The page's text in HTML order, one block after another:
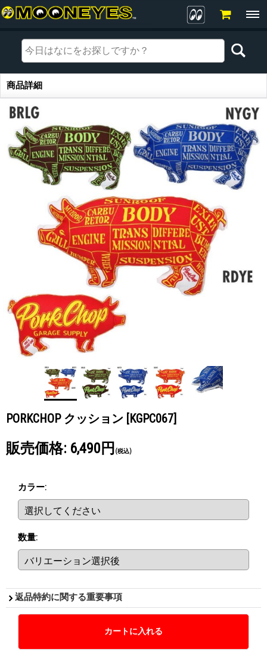
商品詳細
商品詳細
PORKCHOP クッション [KGPC067]
販売価格: 6,490円 (税込)
カラー:
数量:
返品特約に関する重要事項